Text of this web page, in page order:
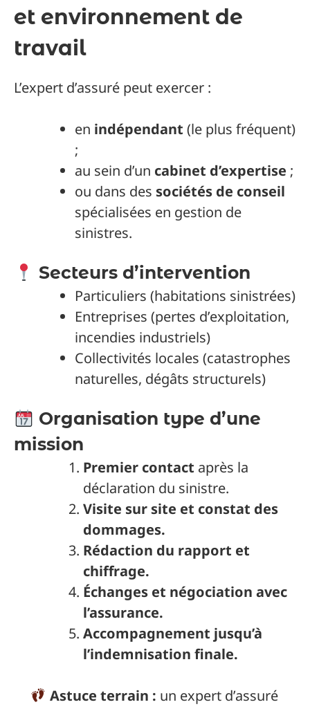
et environnement de
travail
L’expert d’assuré peut exercer :
en indépendant (le plus fréquent)
;
au sein d’un cabinet d’expertise ;
ou dans des sociétés de conseil
spécialisées en gestion de
sinistres.
Secteurs d’intervention
Particuliers (habitations sinistrées)
Entreprises (pertes d’exploitation,
incendies industriels)
Collectivités locales (catastrophes
naturelles, dégâts structurels)
Organisation type d’une
mission
Premier contact après la
déclaration du sinistre.
Visite sur site et constat des
dommages.
Rédaction du rapport et
chiffrage.
Échanges et négociation avec
l’assurance.
Accompagnement jusqu’à
l’indemnisation finale.
Astuce terrain : un expert d’assuré